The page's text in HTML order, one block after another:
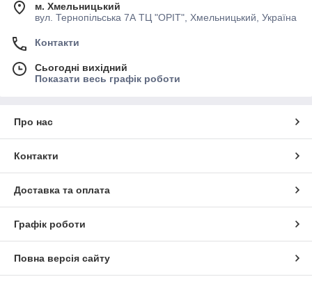
м. Хмельницький
вул. Тернопільська 7А ТЦ "ОРІТ", Хмельницький, Україна
Контакти
Сьогодні вихідний
Показати весь графік роботи
Про нас
Контакти
Доставка та оплата
Графік роботи
Повна версія сайту